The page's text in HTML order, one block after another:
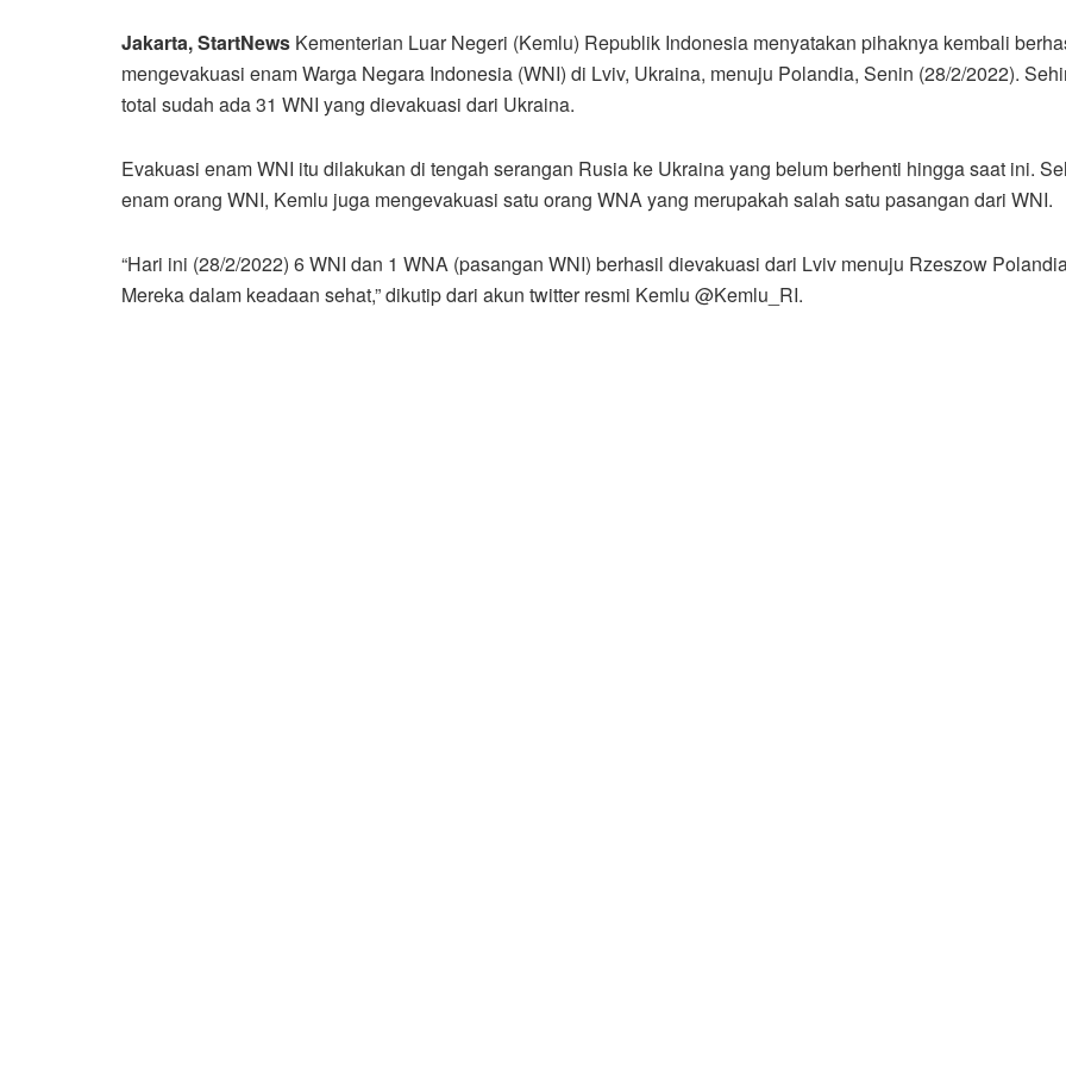
Jakarta, StartNews Kementerian Luar Negeri (Kemlu) Republik Indonesia menyatakan pihaknya kembali
mengevakuasi enam Warga Negara Indonesia (WNI) di Lviv, Ukraina, menuju Polandia, Senin (28/2/2022).
total sudah ada 31 WNI yang dievakuasi dari Ukraina.
Evakuasi enam WNI itu dilakukan di tengah serangan Rusia ke Ukraina yang belum berhenti hingga saat ini.
enam orang WNI, Kemlu juga mengevakuasi satu orang WNA yang merupakah salah satu pasangan dari WNI.
“Hari ini (28/2/2022) 6 WNI dan 1 WNA (pasangan WNI) berhasil dievakuasi dari Lviv menuju Rzeszow
Mereka dalam keadaan sehat,” dikutip dari akun twitter resmi Kemlu @Kemlu_RI.